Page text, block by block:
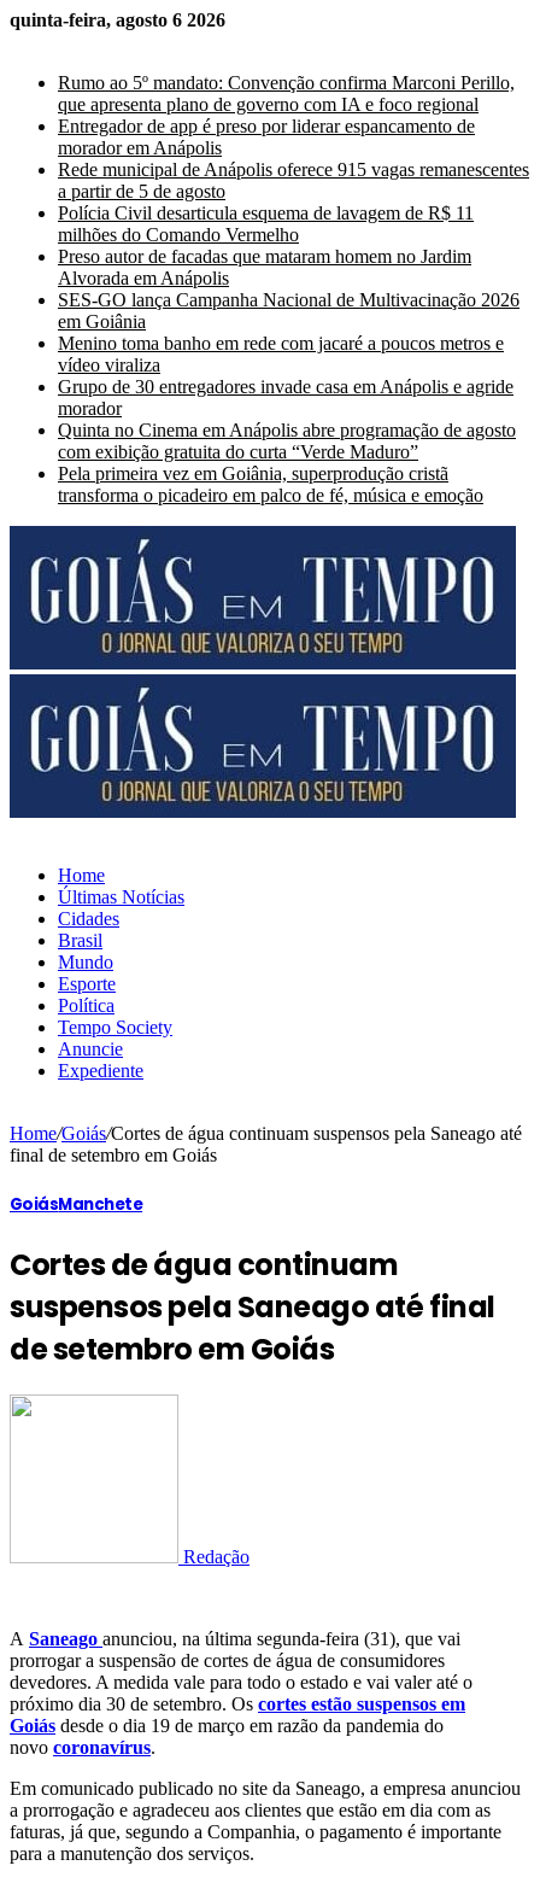
quinta-feira, agosto 6 2026
Rumo ao 5º mandato: Convenção confirma Marconi Perillo,
que apresenta plano de governo com IA e foco regional
Entregador de app é preso por liderar espancamento de
morador em Anápolis
Rede municipal de Anápolis oferece 915 vagas remanescentes
a partir de 5 de agosto
Polícia Civil desarticula esquema de lavagem de R$ 11
milhões do Comando Vermelho
Preso autor de facadas que mataram homem no Jardim
Alvorada em Anápolis
SES-GO lança Campanha Nacional de Multivacinação 2026
em Goiânia
Menino toma banho em rede com jacaré a poucos metros e
vídeo viraliza
Grupo de 30 entregadores invade casa em Anápolis e agride
morador
Quinta no Cinema em Anápolis abre programação de agosto
com exibição gratuita do curta “Verde Maduro”
Pela primeira vez em Goiânia, superprodução cristã
transforma o picadeiro em palco de fé, música e emoção
Home
Últimas Notícias
Cidades
Brasil
Mundo
Esporte
Política
Tempo Society
Anuncie
Expediente
Home/Goiás/Cortes de água continuam suspensos pela Saneago até
final de setembro em Goiás
GoiásManchete
Cortes de água continuam
suspensos pela Saneago até final
de setembro em Goiás
Redação
A Saneago anunciou, na última segunda-feira (31), que vai
prorrogar a suspensão de cortes de água de consumidores
devedores. A medida vale para todo o estado e vai valer até o
próximo dia 30 de setembro. Os cortes estão suspensos em
Goiás desde o dia 19 de março em razão da pandemia do
novo coronavírus.
Em comunicado publicado no site da Saneago, a empresa anunciou
a prorrogação e agradeceu aos clientes que estão em dia com as
faturas, já que, segundo a Companhia, o pagamento é importante
para a manutenção dos serviços.